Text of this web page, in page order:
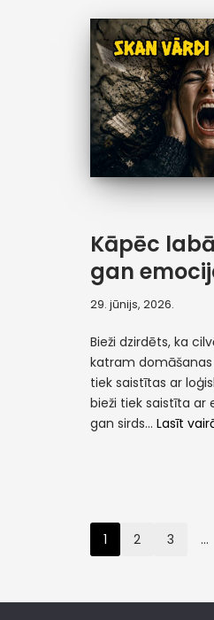
Kāpēc
gan
29. jūnijs, 2026.
Bieži dzirdēts, ka
katram
tiek saistītas ar
bieži tiek saistīta
gan sirds… Lasīt
1 2 3 …